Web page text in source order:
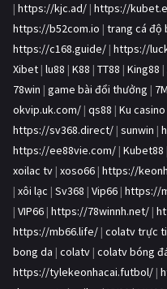
| https://kjc.ad/ | https://
https://b52com.io | trang cá độ
https://c168.guide/ | https://
Xibet | lu88 | K88 | TT88 | King88 |
78win | game bài đổi thưởng | 7M
okvip.uk.com/ | qs88 | Ku casino
https://sv368.direct/ | sunwin |
https://ee88vie.com/ | Kubet88
xoilac tv | xoso66 | https://
| xôi lạc | Sv368 | Vip66 | https://
| VIP66 | https://78winnh.net/ |
https://mb66.life/ | colatv trực
bong da | colatv | colatv bóng
https://tylekeonhacai.futbol/ |